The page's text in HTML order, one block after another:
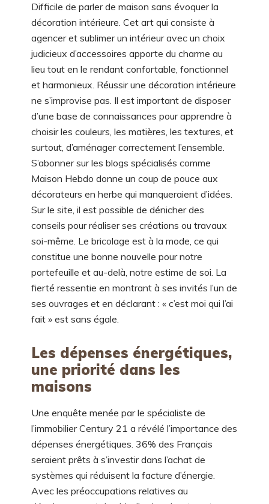
Difficile de parler de maison sans évoquer la
décoration intérieure. Cet art qui consiste à
agencer et sublimer un intérieur avec un choix
judicieux d’accessoires apporte du charme au
lieu tout en le rendant confortable, fonctionnel
et harmonieux. Réussir une décoration intérieure
ne s’improvise pas. Il est important de disposer
d’une base de connaissances pour apprendre à
choisir les couleurs, les matières, les textures, et
surtout, d’aménager correctement l’ensemble.
S’abonner sur les blogs spécialisés comme
Maison Hebdo donne un coup de pouce aux
décorateurs en herbe qui manqueraient d’idées.
Sur le site, il est possible de dénicher des
conseils pour réaliser ses créations ou travaux
soi-même. Le bricolage est à la mode, ce qui
constitue une bonne nouvelle pour notre
portefeuille et au-delà, notre estime de soi. La
fierté ressentie en montrant à ses invités l’un de
ses ouvrages et en déclarant : « c’est moi qui l’ai
fait » est sans égale.
Les dépenses énergétiques,
une priorité dans les
maisons
Une enquête menée par le spécialiste de
l’immobilier Century 21 a révélé l’importance des
dépenses énergétiques. 36% des Français
seraient prêts à s’investir dans l’achat de
systèmes qui réduisent la facture d’énergie.
Avec les préoccupations relatives au